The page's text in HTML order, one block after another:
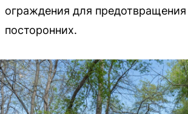
ограждения для предотвращения
посторонних.